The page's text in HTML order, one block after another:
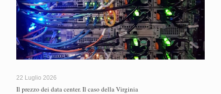
22 Luglio 2026
Il prezzo dei data center. Il caso della Virginia